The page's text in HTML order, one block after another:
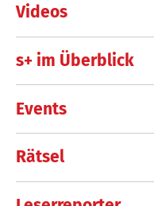
Videos
s+ im Überblick
Events
Rätsel